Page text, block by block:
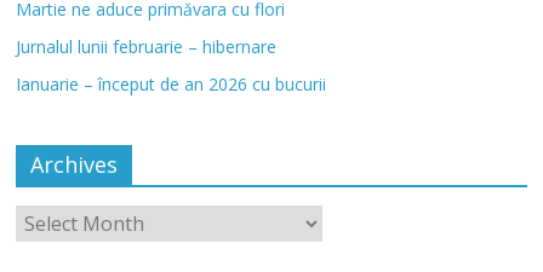
Martie ne aduce primăvara cu flori
Jurnalul lunii februarie – hibernare
Ianuarie – început de an 2026 cu bucurii
Archives